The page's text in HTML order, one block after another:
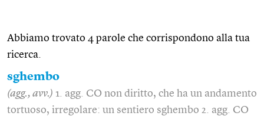
Abbiamo trovato 4 parole che corrispondono alla tua
ricerca.
sghembo
(agg., avv.) 1. agg. CO non diritto, che ha un andamento
tortuoso, irregolare: un sentiero sghembo 2. agg. CO